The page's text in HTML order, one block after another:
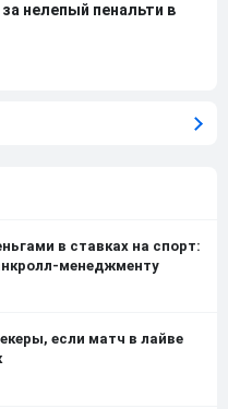
нелепый пенальти в
в ставках на спорт:
менеджменту
если матч в лайве